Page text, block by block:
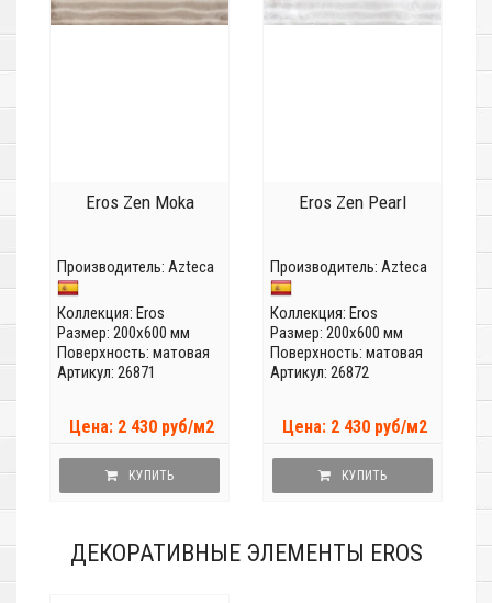
Eros Zen Moka
Производитель: Azteca
Коллекция: Eros
Размер: 200x600 мм
Поверхность: матовая
Артикул: 26871
Цена: 2 430 руб/м2
КУПИТЬ
Eros Zen Pearl
Производитель: Azteca
Коллекция: Eros
Размер: 200x600 мм
Поверхность: матовая
Артикул: 26872
Цена: 2 430 руб/м2
КУПИТЬ
ДЕКОРАТИВНЫЕ ЭЛЕМЕНТЫ EROS